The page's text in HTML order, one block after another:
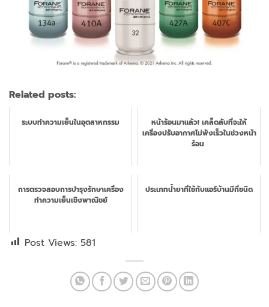
Related posts:
ระบบทำความเย็นในอุตสาหกรรม
หน้าร้อนมาแล้ว! เคล็ดลับที่จะให้
เครื่องปรับอากาศไม่พังเร็วในช่วงหน้า
ร้อน
การตรวจสอบการบำรุงรักษาเครื่อง
ทำความเย็นเชิงพาณิชย์
ประเภทน้ำยาที่ใช้กับแอร์บ้านมีกี่ชนิด
Post Views: 581